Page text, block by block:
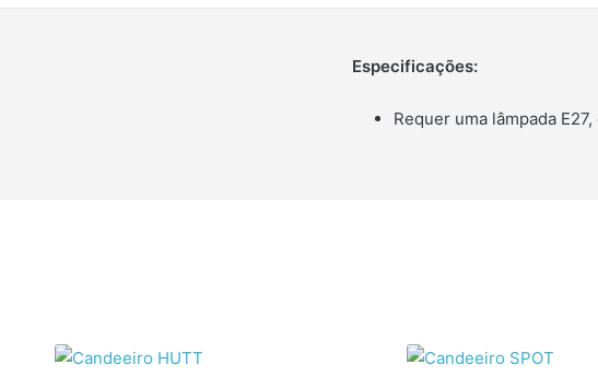
Especificações:
Requer uma lâmpada